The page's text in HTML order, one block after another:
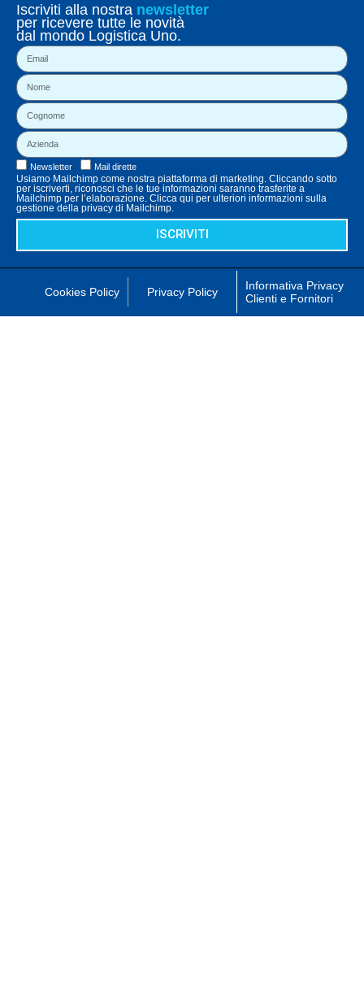
Iscriviti alla nostra newsletter
per ricevere tutte le novità
dal mondo Logistica Uno.
Newsletter Mail dirette
Usiamo Mailchimp come nostra piattaforma di marketing. Cliccando sotto
per iscriverti, riconosci che le tue informazioni saranno trasferite a
Mailchimp per l’elaborazione. Clicca qui per ulteriori informazioni sulla
gestione della privacy di Mailchimp.
ISCRIVITI
Cookies Policy Privacy Policy
Informativa Privacy
Clienti e Fornitori